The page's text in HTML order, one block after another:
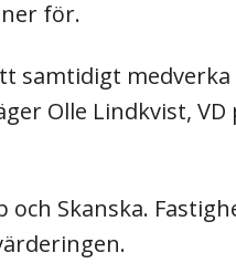
för.
samtidigt
Olle Lindkvist, VD
Skanska.